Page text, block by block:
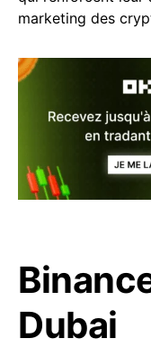
marketing des
Dubai